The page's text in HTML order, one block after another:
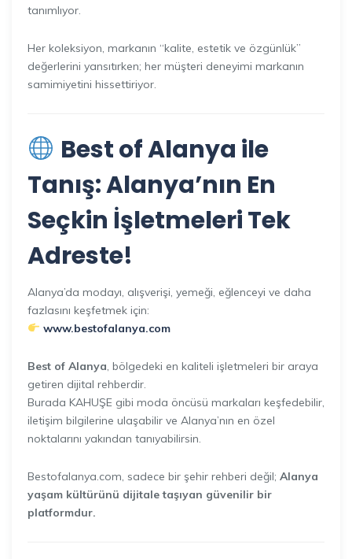
tanımlıyor.
Her koleksiyon, markanın “kalite, estetik ve özgünlük”
değerlerini yansıtırken; her müşteri deneyimi markanın
samimiyetini hissettiriyor.
Best of Alanya ile
Tanış: Alanya’nın En
Seçkin İşletmeleri Tek
Adreste!
Alanya’da modayı, alışverişi, yemeği, eğlenceyi ve daha
fazlasını keşfetmek için:
www.bestofalanya.com
Best of Alanya , bölgedeki en kaliteli işletmeleri bir araya
getiren dijital rehberdir.
Burada KAHUŞE gibi moda öncüsü markaları keşfedebilir,
iletişim bilgilerine ulaşabilir ve Alanya’nın en özel
noktalarını yakından tanıyabilirsin.
Bestofalanya.com, sadece bir şehir rehberi değil; Alanya
yaşam kültürünü dijitale taşıyan güvenilir bir
platformdur.